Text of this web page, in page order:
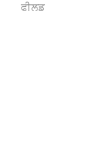
ਫੀਲਡ